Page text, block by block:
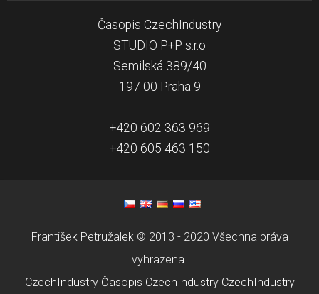
Časopis CzechIndustry
STUDIO P+P s.r.o
Semilská 389/40
197 00 Praha 9
+420 602 363 969
+420 605 463 150
František Petružalek © 2013 - 2020 Všechna práva
vyhrazena.
CzechIndustry Časopis CzechIndustry CzechIndustry